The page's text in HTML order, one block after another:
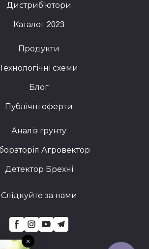
Дистриб'ютори
Каталог 2023
Продукти
Технологічні схеми
Блог
Публічні оферти
Аналіз ґрунту
Агровектор
Детектор Брехні
Слідкуйте за нами
×